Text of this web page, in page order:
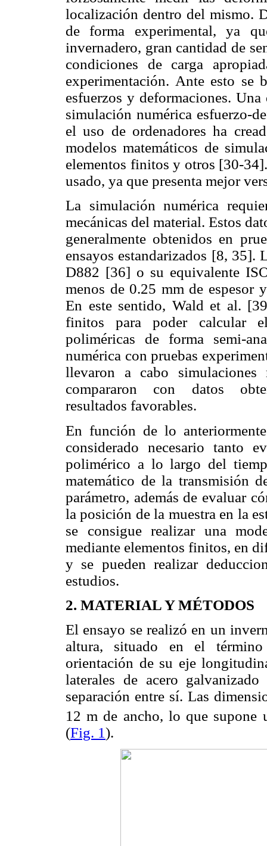
localización dentro del mismo.
de forma experimental, ya
invernadero, gran cantidad de
condiciones de carga
experimentación. Ante esto se
esfuerzos y deformaciones.
simulación numérica esfuerzo-
el uso de ordenadores ha
modelos matemáticos de
elementos finitos y otros [30-
usado, ya que presenta mejor
La simulación numérica
mecánicas del material. Estos
generalmente obtenidos en
ensayos estandarizados [8, 35].
D882 [36] o su equivalente
menos de 0.25 mm de espesor
En este sentido, Wald et al.
finitos para poder calcular
poliméricas de forma semi-
numérica con pruebas
llevaron a cabo
compararon con datos
resultados favorables.
En función de lo
considerado necesario tanto
polimérico a lo largo del
matemático de la transmisión
parámetro, además de evaluar
la posición de la muestra en la
se consigue realizar una
mediante elementos finitos, en
y se pueden realizar
estudios.
2. MATERIAL Y MÉTODOS
El ensayo se realizó en un
altura, situado en el
orientación de su eje
laterales de acero
separación entre sí. Las
12 m de ancho, lo que supone
(Fig. 1).